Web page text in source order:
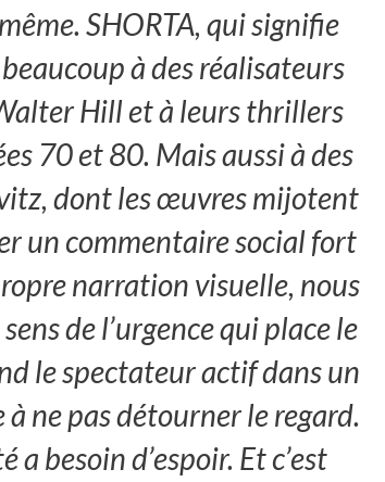
SHORTA, qui signifie
à des réalisateurs
Hill et à leurs thrillers
70 et 80. Mais aussi à des
dont les œuvres mijotent
un commentaire social fort
narration visuelle, nous
de l’urgence qui place le
le spectateur actif dans un
ne pas détourner le regard.
besoin d’espoir. Et c’est